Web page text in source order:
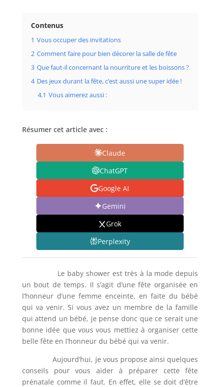
Contenus
1 Vous occuper des invitations
2 Comment faire pour bien décorer la salle de fête
3 Que faut-il concernant la nourriture et les boissons ?
4 Des jeux durant la fête, c’est aussi une super idée !
4.1 Vous aimerez aussi :
Résumer cet article avec :
Claude
ChatGPT
Google AI
Gemini
Grok
Perplexity
Le baby shower est très à la mode depuis
un bout de temps. Il s’agit d’une fête organisée en
l’honneur d’une femme enceinte, en faite du bébé
qui va venir. Si vous avez un membre de la famille
qui attend un bébé, je pense donc que ce serait une
bonne idée que vous vous mettiez à organiser cette
belle fête en l’honneur du bébé qui va venir.
Aujourd’hui, je vous propose ainsi quelques
conseils pour vous aider à préparer cette fête
prénatale comme il faut. En effet, elle se doit d’être